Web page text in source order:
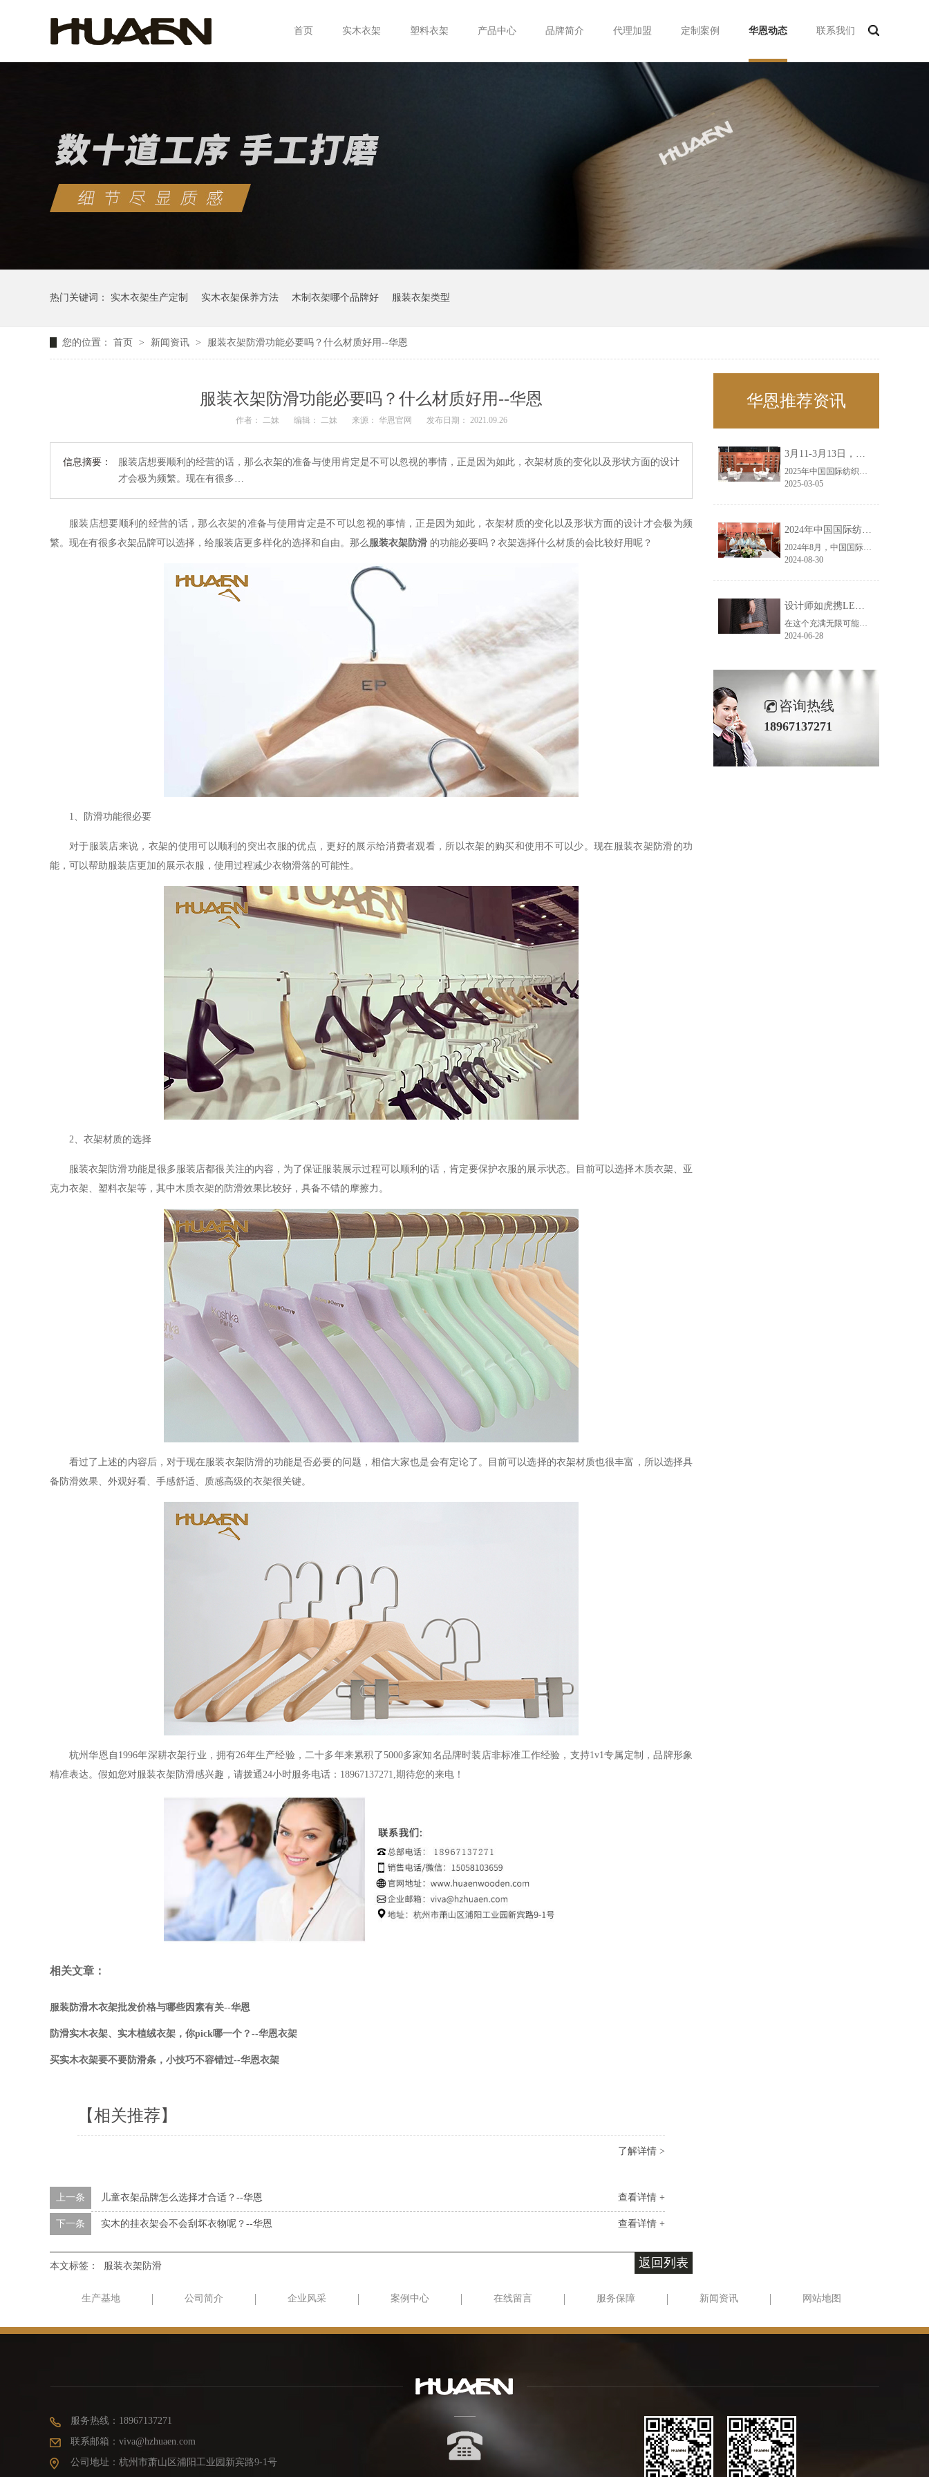
首页 实木衣架 塑料衣架 产品中心 品牌简介 代理加盟 定制案例 华恩动态 联系我们
热门关键词： 实木衣架生产定制 实木衣架保养方法 木制衣架哪个品牌好 服装衣架类型
您的位置： 首页 > 新闻资讯 > 服装衣架防滑功能必要吗？什么材质好用--华恩
服装衣架防滑功能必要吗？什么材质好用--华恩
作者： 二妹 编辑： 二妹 来源： 华恩官网 发布日期： 2021.09.26
信息摘要：
服装店想要顺利的经营的话，那么衣架的准备与使用肯定是不可以忽视的事情，正是因为如此，衣架材质的变化以及形状方面的设计
才会极为频繁。现在有很多…
服装店想要顺利的经营的话，那么衣架的准备与使用肯定是不可以忽视的事情，正是因为如此，衣架材质的变化以及形状方面的设计才会极为频
繁。现在有很多衣架品牌可以选择，给服装店更多样化的选择和自由。那么服装衣架防滑 的功能必要吗？衣架选择什么材质的会比较好用呢？
1、防滑功能很必要
对于服装店来说，衣架的使用可以顺利的突出衣服的优点，更好的展示给消费者观看，所以衣架的购买和使用不可以少。现在服装衣架防滑的功
能，可以帮助服装店更加的展示衣服，使用过程减少衣物滑落的可能性。
2、衣架材质的选择
服装衣架防滑功能是很多服装店都很关注的内容，为了保证服装展示过程可以顺利的话，肯定要保护衣服的展示状态。目前可以选择木质衣架、亚
克力衣架、塑料衣架等，其中木质衣架的防滑效果比较好，具备不错的摩擦力。
看过了上述的内容后，对于现在服装衣架防滑的功能是否必要的问题，相信大家也是会有定论了。目前可以选择的衣架材质也很丰富，所以选择具
备防滑效果、外观好看、手感舒适、质感高级的衣架很关键。
杭州华恩自 1996年深耕衣架行业，拥有26年生产经验，二十多年来累积了5000多家知名品牌时装店非标准工作经验，支持1v1专属定制，品牌形象
精准表达。假如您对服装衣架防滑感兴趣，请拨通24小时服务电话：18967137271,期待您的来电！
相关文章：
服装防滑木衣架批发价格与哪些因素有关--华恩
防滑实木衣架、实木植绒衣架，你pick哪一个？--华恩衣架
买实木衣架要不要防滑条，小技巧不容错过--华恩衣架
【相关推荐】
了解详情 >
查看详情 +
上一条 儿童衣架品牌怎么选择才合适？--华恩
查看详情 +
下一条 实木的挂衣架会不会刮坏衣物呢？--华恩
返回列表
本文标签： 服装衣架防滑
华恩推荐资讯
3月11-3月13日，华恩诚邀您共赴上海面辅料春夏展——华恩
2025年中国国际纺织面料及辅料（春夏）博览会即将盛大开启！感谢您对华恩品牌的关注！3.11-3.13，杭州华恩（LEMONLEE）诚邀您共赴这场春日的宴会！
2025-03-05
2024年中国国际纺织面料及辅料（秋冬）博览会完美收官！——华恩
2024年8月，中国国际纺织面料及辅料（秋冬）博览会完美收官！作为一家拥有30年历史的专业衣架制造商，我们非常荣幸能够参与这一盛会，并在此期间与众多客户进行了广泛而深入的交流。
2024-08-30
设计师如虎携LEMONLEE红雪松礼盒荣获第六届未来·已来香港新锐当代设计奖铜奖
在这个充满无限可能的2024年夏季，LEMONLEE品牌设计师如虎以其非凡的创意与对自然的深刻理解，精心打造的红雪松木球礼盒，在“2024未来·已来——第六届香港新锐当代设计奖”中摘得铜奖。这不仅是对设计师如虎原创设计能力的嘉奖，更是对LEMONLEE品牌的高度认可。
2024-06-28
咨询热线
18967137271
生产基地 公司简介 企业风采 案例中心 在线留言 服务保障 新闻资讯 网站地图
服务热线：18967137271
联系邮箱：viva@hzhuaen.com
公司地址：杭州市萧山区浦阳工业园新宾路9-1号